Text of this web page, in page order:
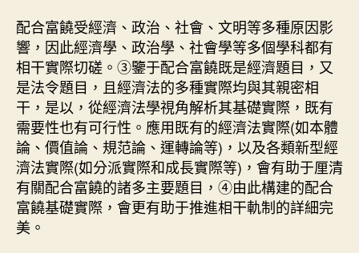
配合富饒受經濟、政治、社會、文明等多種原因影
響，因此經濟學、政治學、社會學等多個學科都有
相干實際切磋。③鑒于配合富饒既是經濟題目，又
是法令題目，且經濟法的多種實際均與其親密相
干，是以，從經濟法學視角解析其基礎實際，既有
需要性也有可行性。應用既有的經濟法實際(如本體
論、價值論、規范論、運轉論等)，以及各類新型經
濟法實際(如分派實際和成長實際等)，會有助于厘清
有關配合富饒的諸多主要題目，④由此構建的配合
富饒基礎實際，會更有助于推進相干軌制的詳細完
美。